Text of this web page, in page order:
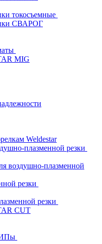
токосъемные
СВАРОГ
MIG
Weldestar
плазменной резки
воздушно-плазменной
резки
резки
CUT